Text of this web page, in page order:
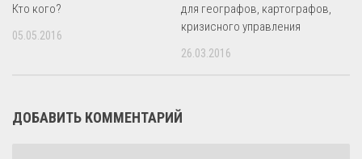
Кто кого?
05.05.2016
для географов, картографов,
кризисного управления
26.03.2016
ДОБАВИТЬ КОММЕНТАРИЙ